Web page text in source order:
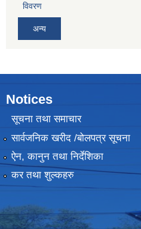
विवरण
अन्य
Notices
सूचना तथा समाचार
सार्वजनिक खरीद /बोलपत्र सूचना
ऐन, कानुन तथा निर्देशिका
कर तथा शुल्कहरु